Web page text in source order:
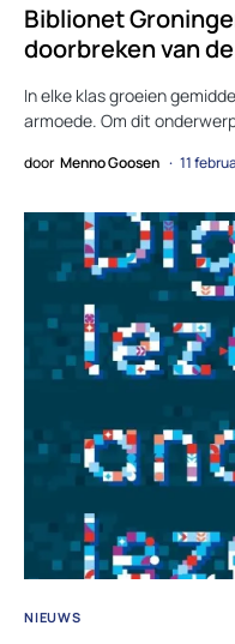
Biblionet
doorbreken van
In elke klas groeien
armoede. Om dit
door Menno Goosen 11
NIEUWS